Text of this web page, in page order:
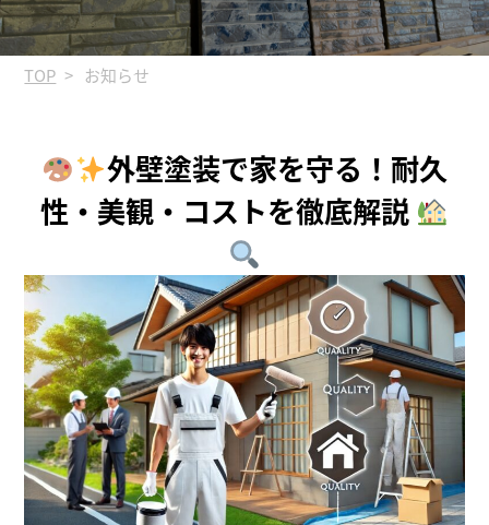
TOP お知らせ
外壁塗装で家を守る！耐久
性・美観・コストを徹底解説